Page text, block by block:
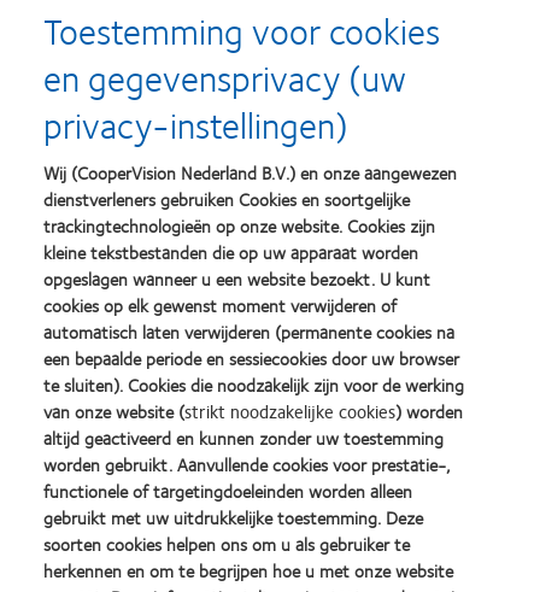
betekent dit minder uitval
Managen
Nadat lensdragers het eerste jaar zijn doorgekomen, haakt ieder
jaar een deel af om diverse redenen, zoals comfortklachten of
een veranderende
behoefte. Als we (een deel van) deze groep, die zelf de intentie
heeft om lenzen te dragen, weten vast te houden, betekent dit
minder uitval en dus
meer dragers. Door het voor deze consumenten beter en
makkelijker te maken contactlenzen van uw praktijk te blijven
dragen, vergroot u hun loyaliteit en uw bestand aan lensdragers.
CooperVision biedt u tools en services voor de juiste
ondersteuning op elk van deze uitdagingen binnen uw praktijk.
Toestemming voor cookies
en gegevensprivacy (uw
privacy-instellingen)
Wij (CooperVision Nederland B.V.) en onze aangewezen
dienstverleners gebruiken Cookies en soortgelijke
trackingtechnologieën op onze website. Cookies zijn
kleine tekstbestanden die op uw apparaat worden
opgeslagen wanneer u een website bezoekt. U kunt
cookies op elk gewenst moment verwijderen of
automatisch laten verwijderen (permanente cookies na
een bepaalde periode en sessiecookies door uw browser
te sluiten). Cookies die noodzakelijk zijn voor de werking
van onze website (strikt noodzakelijke cookies) worden
altijd geactiveerd en kunnen zonder uw toestemming
worden gebruikt. Aanvullende cookies voor prestatie-,
functionele of targetingdoeleinden worden alleen
gebruikt met uw uitdrukkelijke toestemming. Deze
soorten cookies helpen ons om u als gebruiker te
herkennen en om te begrijpen hoe u met onze website